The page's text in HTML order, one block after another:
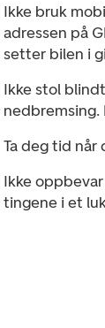
Ikke bruk
adressen på
setter bilen i
Ikke stol
nedbremsing.
Ta deg tid når
Ikke
tingene i et